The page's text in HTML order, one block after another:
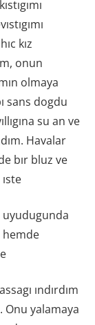
kız
onun
olmaya
sans dogdu
su an ve
Havalar
bır bluz ve
uyudugunda
hemde
ındırdım
Onu yalamaya